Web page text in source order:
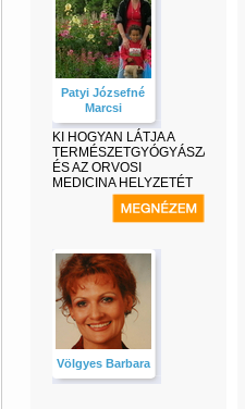
Patyi Józsefné
Marcsi
KI HOGYAN LÁTJA A
TERMÉSZETGYÓGYÁSZATOT
ÉS AZ ORVOSI
MEDICINA HELYZETÉT
Völgyes Barbara